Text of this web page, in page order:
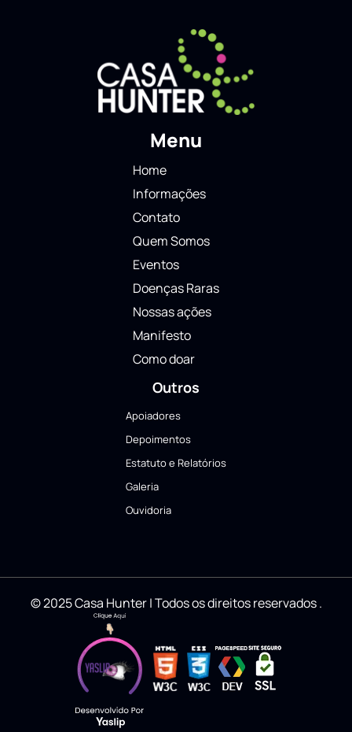
Menu
Home
Informações
Contato
Quem Somos
Eventos
Doenças Raras
Nossas ações
Manifesto
Como doar
Outros
Apoiadores
Depoimentos
Estatuto e Relatórios
Galeria
Ouvidoria
© 2025 Casa Hunter | Todos os direitos reservados.